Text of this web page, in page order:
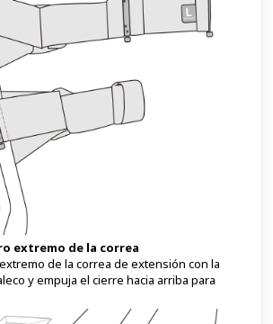
extremo de la correa
de la correa de extensión con la
y empuja el cierre hacia arriba para